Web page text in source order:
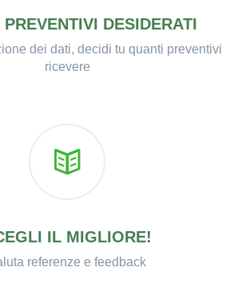
DESIDERATI
dei dati, decidi tu quanti preventivi
ricevere
IL MIGLIORE!
referenze e feedback